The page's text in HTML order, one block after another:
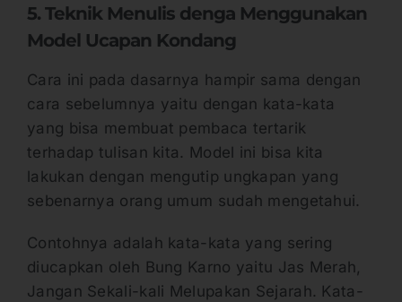
5. Teknik Menulis denga Menggunakan
Model Ucapan Kondang
Cara ini pada dasarnya hampir sama dengan
cara sebelumnya yaitu dengan kata-kata
yang bisa membuat pembaca tertarik
terhadap tulisan kita. Model ini bisa kita
lakukan dengan mengutip ungkapan yang
sebenarnya orang umum sudah mengetahui.
Contohnya adalah kata-kata yang sering
diucapkan oleh Bung Karno yaitu Jas Merah,
Jangan Sekali-kali Melupakan Sejarah. Kata-